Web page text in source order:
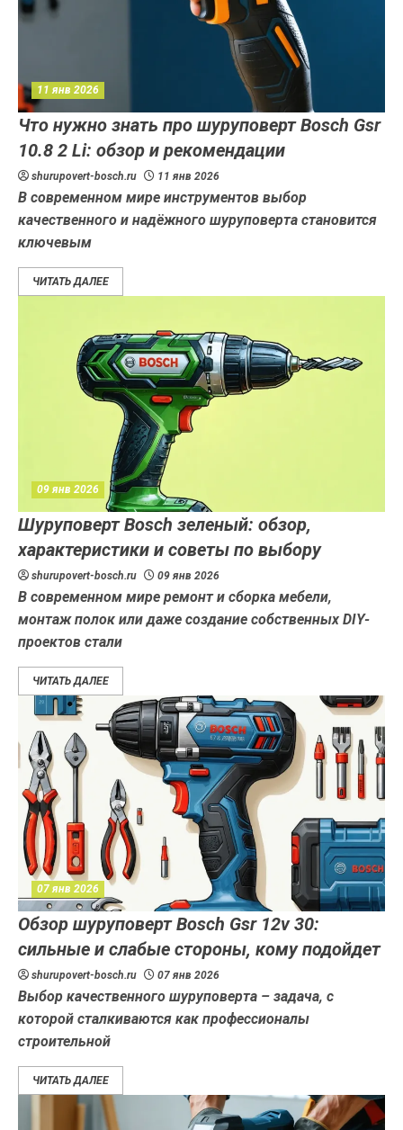
11 янв 2026
Что нужно знать про шуруповерт Bosch Gsr
10.8 2 Li: обзор и рекомендации
shurupovert-bosch.ru 11 янв 2026
В современном мире инструментов выбор
качественного и надёжного шуруповерта становится
ключевым
ЧИТАТЬ ДАЛЕЕ
09 янв 2026
Шуруповерт Bosch зеленый: обзор,
характеристики и советы по выбору
shurupovert-bosch.ru 09 янв 2026
В современном мире ремонт и сборка мебели,
монтаж полок или даже создание собственных DIY-
проектов стали
ЧИТАТЬ ДАЛЕЕ
07 янв 2026
Обзор шуруповерт Bosch Gsr 12v 30:
сильные и слабые стороны, кому подойдет
shurupovert-bosch.ru 07 янв 2026
Выбор качественного шуруповерта – задача, с
которой сталкиваются как профессионалы
строительной
ЧИТАТЬ ДАЛЕЕ